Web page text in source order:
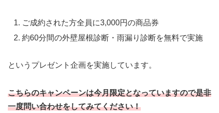
ご成約された方全員に3,000円の商品券
約60分間の外壁屋根診断・雨漏り診断を無料で実施
というプレゼント企画を実施しています。
こちらのキャンペーンは今月限定となっていますので是非
一度問い合わせをしてみてください！